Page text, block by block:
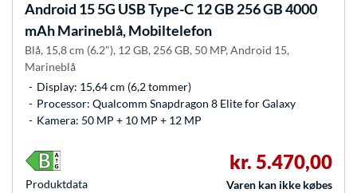
Android 15 5G USB Type-C 12 GB 256 GB 4000
mAh Marineblå, Mobiltelefon
Blå, 15,8 cm (6.2"), 12 GB, 256 GB, 50 MP, Android 15,
Marineblå
Display: 15,64 cm (6,2 tommer)
Processor: Qualcomm Snapdragon 8 Elite for Galaxy
Kamera: 50 MP + 10 MP + 12 MP
kr. 5.470,00
Varen kan ikke købes
Produkt­data